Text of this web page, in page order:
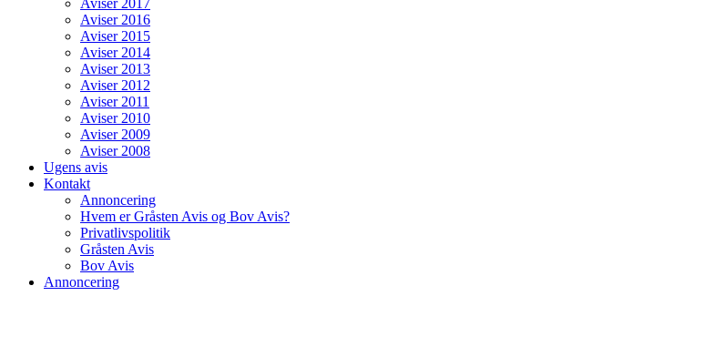
Aviser 2017
Aviser 2016
Aviser 2015
Aviser 2014
Aviser 2013
Aviser 2012
Aviser 2011
Aviser 2010
Aviser 2009
Aviser 2008
Ugens avis
Kontakt
Annoncering
Hvem er Gråsten Avis og Bov Avis?
Privatlivspolitik
Gråsten Avis
Bov Avis
Annoncering